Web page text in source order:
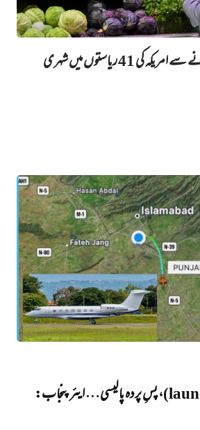
سلاد، آئس برگ کھانے سے امریکہ کی 41 ریاستوں میں‌ شہری
سکرین پر لانچ (launch)، پسِ پردہ پالیسی… ایئرپنجاب: